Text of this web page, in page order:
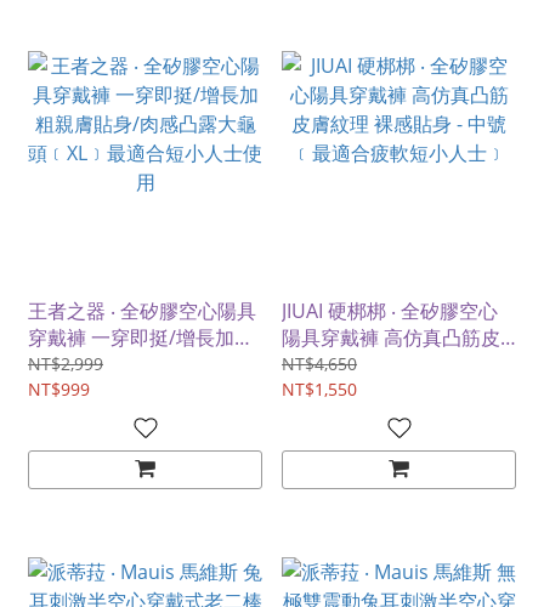
王者之器 ‧ 全矽膠空心陽具
穿戴褲 一穿即挺/增長加粗
親膚貼身/肉感凸露大龜頭
﹝XL﹞最適合短小人士使用
NT$2,999
NT$999
JIUAI 硬梆梆 ‧ 全矽膠空心
陽具穿戴褲 高仿真凸筋皮
膚紋理 裸感貼身 - 中號﹝最
適合疲軟短小人士﹞
NT$4,650
NT$1,550